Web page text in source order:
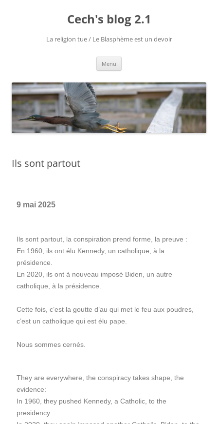
Cech's blog 2.1
La religion tue / Le Blasphème est un devoir
Menu
Ils sont partout
9 mai 2025
Ils sont partout, la conspiration prend forme, la preuve :
En 1960, ils ont élu Kennedy, un catholique, à la
présidence.
En 2020, ils ont à nouveau imposé Biden, un autre
catholique, à la présidence.
Cette fois, c’est la goutte d’au qui met le feu aux poudres,
c’est un catholique qui est élu pape.
Nous sommes cernés.
They are everywhere, the conspiracy takes shape, the
evidence:
In 1960, they pushed Kennedy, a Catholic, to the
presidency.